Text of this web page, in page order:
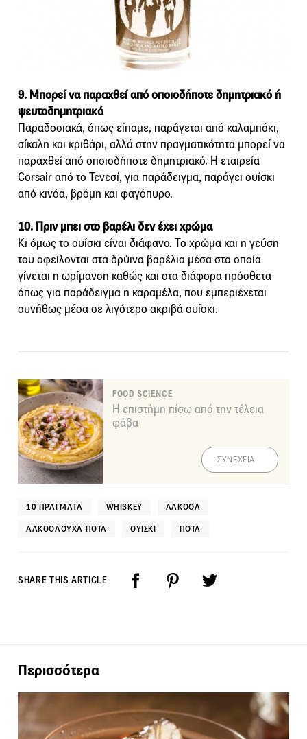
9. Μπορεί να παραχθεί από οποιοδήποτε δημητριακό ή
ψευτοδημητριακό
Παραδοσιακά, όπως είπαμε, παράγεται από καλαμπόκι,
σίκαλη και κριθάρι, αλλά στην πραγματικότητα μπορεί να
παραχθεί από οποιοδήποτε δημητριακό. Η εταιρεία
Corsair από το Τενεσί, για παράδειγμα, παράγει ουίσκι
από κινόα, βρόμη και φαγόπυρο.
10. Πριν μπει στο βαρέλι δεν έχει χρώμα
Κι όμως το ουίσκι είναι διάφανο. Το χρώμα και η γεύση
του οφείλονται στα δρύινα βαρέλια μέσα στα οποία
γίνεται η ωρίμανση καθώς και στα διάφορα πρόσθετα
όπως για παράδειγμα η καραμέλα, που εμπεριέχεται
συνήθως μέσα σε λιγότερο ακριβά ουίσκι.
FOOD SCIENCE
Η επιστήμη πίσω από την τέλεια
φάβα
ΣΥΝΕΧΕΙΑ
10 ΠΡΆΓΜΑΤΑ WHISKEY ΑΛΚΟΌΛ
ΑΛΚΟΟΛΟΎΧΑ ΠΟΤΆ ΟΥΊΣΚΙ ΠΟΤΆ
SHARE THIS ARTICLE
Περισσότερα